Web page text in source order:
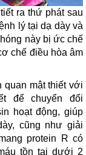
ra thứ phát sau
lý tại dạ dày và
này bị ức chế
chế điều hòa âm
quan mật thiết với
để chuyển đổi
hoạt động, giúp
cũng như giải
protein R có
tồn tại dưới 2